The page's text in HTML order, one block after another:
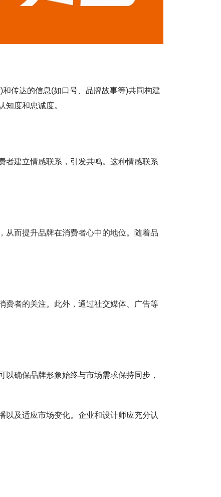
传达的信息(如口号、品牌故事等)共同构建
度和忠诚度。
者建立情感联系，引发共鸣。这种情感联系
从而提升品牌在消费者心中的地位。随着品
费者的关注。此外，通过社交媒体、广告等
确保品牌形象始终与市场需求保持同步，
以及适应市场变化。企业和设计师应充分认